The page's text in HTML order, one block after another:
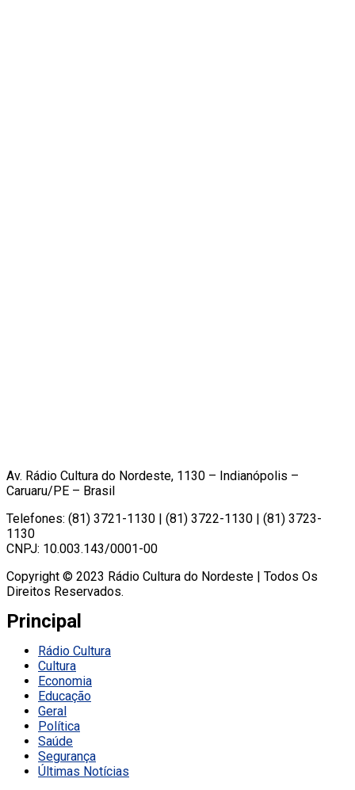
Av. Rádio Cultura do Nordeste, 1130 – Indianópolis –
Caruaru/PE – Brasil
Telefones: (81) 3721-1130 | (81) 3722-1130 | (81) 3723-
1130
CNPJ: 10.003.143/0001-00
Copyright © 2023 Rádio Cultura do Nordeste | Todos Os
Direitos Reservados.
Principal
Rádio Cultura
Cultura
Economia
Educação
Geral
Política
Saúde
Segurança
Últimas Notícias